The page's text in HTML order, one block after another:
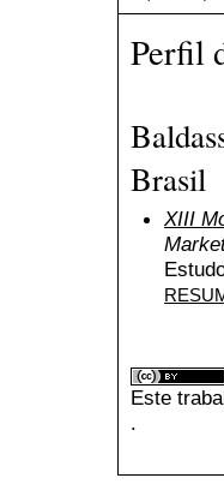
Perfil
Brasil
XIII
Este
.